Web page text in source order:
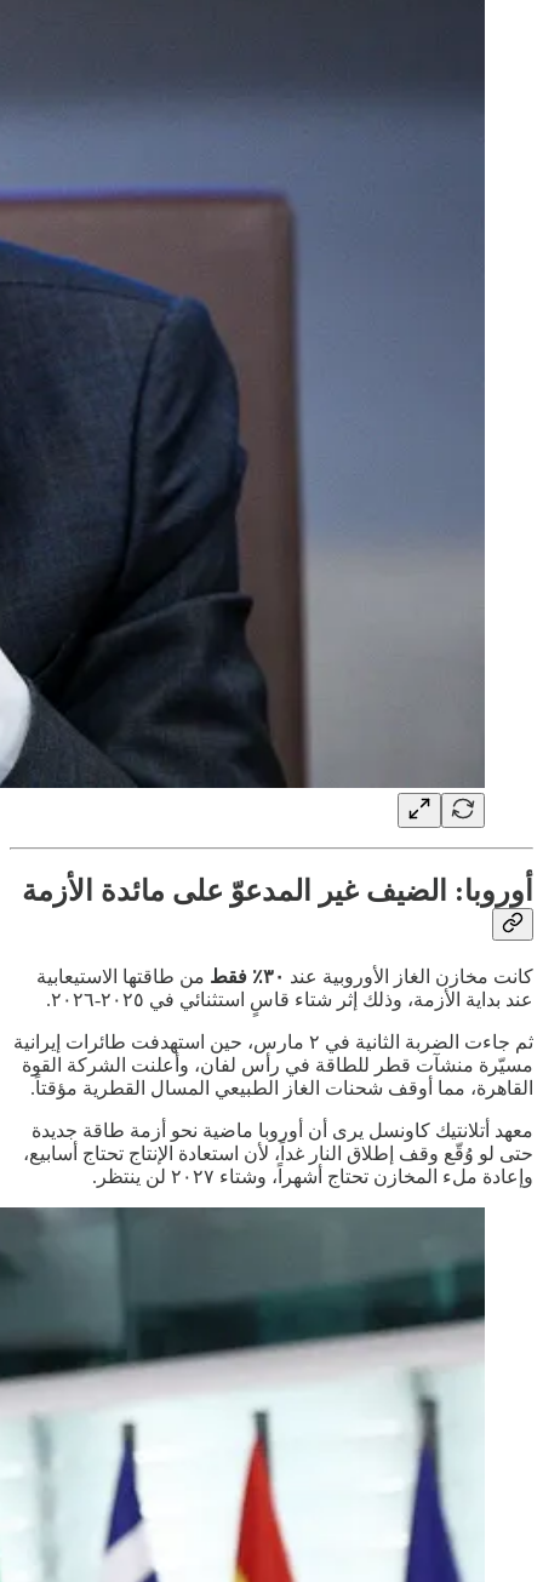
أوروبا: الضيف غير المدعوّ على مائدة الأزمة
كانت مخازن الغاز الأوروبية عند ٣٠٪ فقط
من طاقتها الاستيعابية
عند بداية الأزمة، وذلك إثر شتاء قاسٍ استثنائي في ٢٠٢٥-٢٠٢٦.
ثم جاءت الضربة الثانية في ٢ مارس، حين استهدفت طائرات إيرانية
مسيّرة منشآت قطر للطاقة في رأس لفان، وأعلنت الشركة القوة
القاهرة، مما أوقف شحنات الغاز الطبيعي المسال القطرية مؤقتاً.
معهد أتلانتيك كاونسل يرى أن أوروبا ماضية نحو أزمة طاقة جديدة
حتى لو وُقّع وقف إطلاق النار غداً، لأن استعادة الإنتاج تحتاج أسابيع،
وإعادة ملء المخازن تحتاج أشهراً، وشتاء ٢٠٢٧ لن ينتظر.